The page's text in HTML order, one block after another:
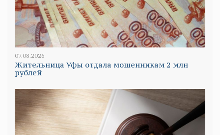
07.08.2026
Жительница Уфы отдала мошенникам 2 млн
рублей